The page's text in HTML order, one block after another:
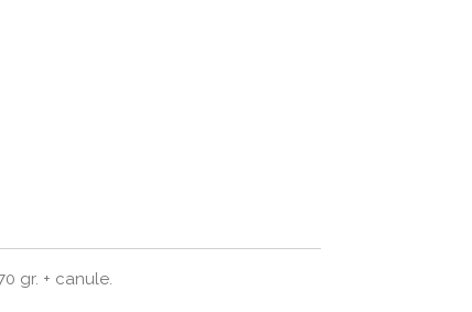
gr. + canule.